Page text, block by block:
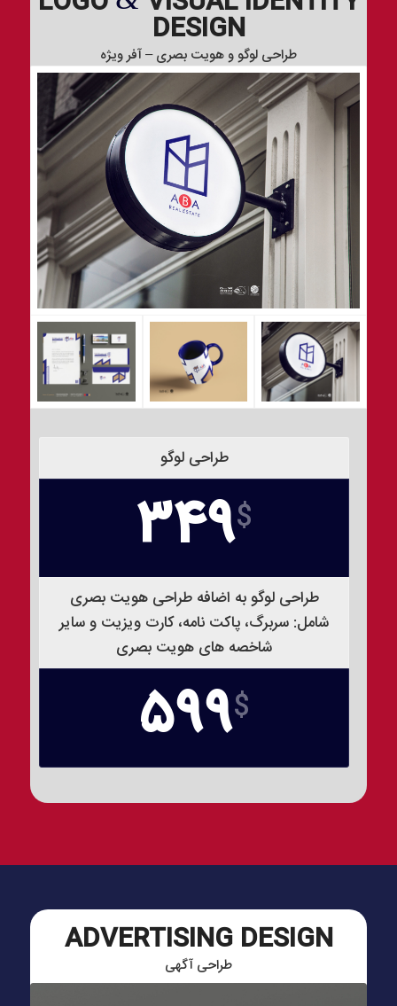
DESIGN
طراحی لوگو و هویت بصری – آفر ویژه
طراحی لوگو
349$
طراحی لوگو به اضافه طراحی هویت بصری
شامل: سربرگ، پاکت نامه، کارت ویزیت و سایر
شاخصه های هویت بصری
599$
ADVERTISING DESIGN
طراحی آگهی